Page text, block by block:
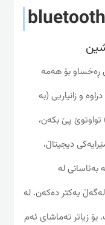
bluetooth
ڕه‌خساو‌ بۆ هه‌مه‌
و زانیاریی (به‌
پێ بكه‌ن،
دیجیتاڵ،
له‌
له‌گه‌ڵ یه‌كتر ده‌كه‌ن. له‌
كار ده‌كات. بۆ زیاتر ته‌ماشای ئه‌م